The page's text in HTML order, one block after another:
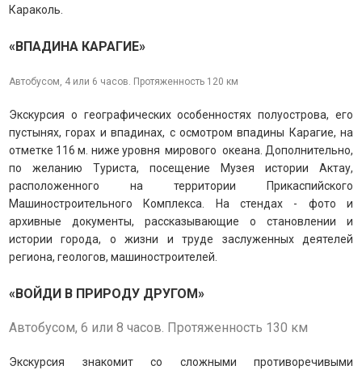
Караколь.
«ВПАДИНА КАРАГИЕ»
Автобусом, 4 или 6 часов. Протяженность 120 км
Экскурсия о географических особенностях полуострова, его
пустынях, горах и впадинах, с осмотром впадины Карагие, на
отметке 116 м. ниже уровня мирового океана. Дополнительно,
по желанию Туриста, посещение Музея истории Актау,
расположенного на территории Прикаспийского
Машиностроительного Комплекса.
На стендах - фото и
архивные документы, рассказывающие о становлении и
истории города, о жизни и труде заслуженных деятелей
региона, геологов, машиностроителей.
«ВОЙДИ В ПРИРОДУ ДРУГОМ»
Автобусом, 6 или 8 часов. Протяженность 130 км
Экскурсия знакомит со сложными противоречивыми